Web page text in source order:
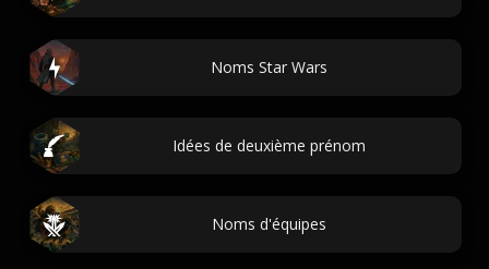
Noms Star Wars
Idées de deuxième prénom
Noms d'équipes